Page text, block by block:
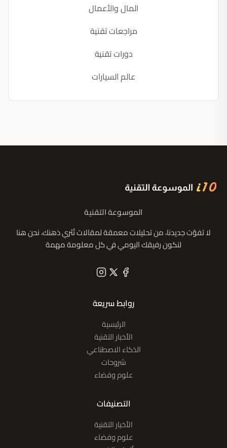
المال والأعمال
مراجعات تقنية
دورات تقنية
عالم السيارات
الموسوعة التقنية
لا تفوّت جديدنا، من تحليلات معمقة لمقالات تُثري ذهنك، نحن هنا
لنكون رفيقك اليومي في كل معلومة مهمة
روابط سريعة
الرئيسية
الأخبار التقنية
الذكاء الاصطناعي
شروحات
علوم وفضاء
التصنيفات
الأخبار التقنية
علوم وفضاء